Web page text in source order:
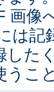
画像
は記
した
うこ